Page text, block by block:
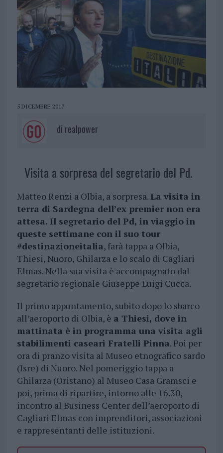
5 DICEMBRE 2017
di realpower
Visita a sorpresa del segretario del Pd.
Matteo Renzi a Olbia, a sorpresa.La visita in
terra di Sardegna dell’ex premier non era
attesa. Il segretario del Pd, in viaggio in
queste settimane con il suo tour
#destinazioneitalia, farà tappa a Olbia,
Thiesi, Nuoro, Ghilarza e lo scalo di Cagliari
Elmas. Nella sua visita è accompagnato dal
segretario regionale Giuseppe Luigi Cucca.
Il primo appuntamento, subito dopo lo sbarco
all’aeroporto di Olbia, è a Thiesi, dove in
mattinata è in programma una visita agli
stabilimenti caseari Fratelli Pinna. Poi per
ora di pranzo visita al Museo etnografico sardo
(Isre) di Nuoro. Nel pomeriggio tappa a
Ghilarza (Oristano) al Museo Casa Gramsci e
poi, prima di ripartire, intorno alle 16.30,
incontro al Business Center dell’aeroporto di
Cagliari Elmas con imprenditori, associazioni
e rappresentanti delle istituzioni.